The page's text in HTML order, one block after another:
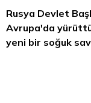
Rusya Devlet
Avrupa'da
yeni bir soğuk